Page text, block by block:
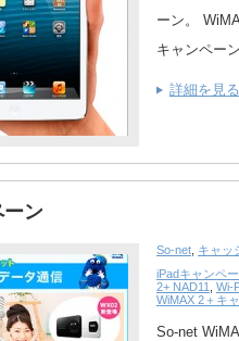
ーン。
キャンペー
詳細を見る
ン
So-net キャッ
iPadキャンペ
2+ NAD11
Wi-
WiMAX 2＋キ
So-net